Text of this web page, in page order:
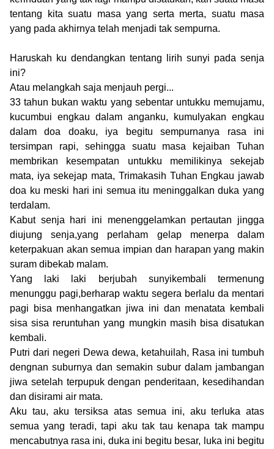
tentang kita suatu masa yang serta merta, suatu masa
yang pada akhirnya telah menjadi tak sempurna.
Haruskah ku dendangkan tentang lirih sunyi pada senja
ini?
Atau melangkah saja menjauh pergi...
33 tahun bukan waktu yang sebentar untukku memujamu,
kucumbui engkau dalam anganku, kumulyakan engkau
dalam doa doaku, iya begitu sempurnanya rasa ini
tersimpan rapi, sehingga suatu masa kejaiban Tuhan
membrikan kesempatan untukku memilikinya sekejab
mata, iya sekejap mata, Trimakasih Tuhan Engkau jawab
doa ku meski hari ini semua itu meninggalkan duka yang
terdalam.
Kabut senja hari ini menenggelamkan pertautan jingga
diujung senja,yang perlaham gelap menerpa dalam
keterpakuan akan semua impian dan harapan yang makin
suram dibekab malam.
Yang laki laki berjubah sunyikembali termenung
menunggu pagi,berharap waktu segera berlalu da mentari
pagi bisa menhangatkan jiwa ini dan menatata kembali
sisa sisa reruntuhan yang mungkin masih bisa disatukan
kembali.
Putri dari negeri Dewa dewa, ketahuilah, Rasa ini tumbuh
dengnan suburnya dan semakin subur dalam jambangan
jiwa setelah terpupuk dengan penderitaan, kesedihandan
dan disirami air mata.
Aku tau, aku tersiksa atas semua ini, aku terluka atas
semua yang teradi, tapi aku tak tau kenapa tak mampu
mencabutnya rasa ini, duka ini begitu besar, luka ini begitu